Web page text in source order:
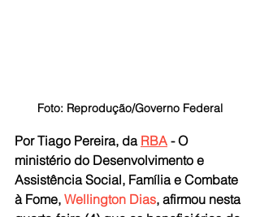
Foto: Reprodução/Governo Federal
Por Tiago Pereira, da RBA - O
ministério do Desenvolvimento e
Assistência Social, Família e Combate
à Fome, Wellington Dias, afirmou nesta